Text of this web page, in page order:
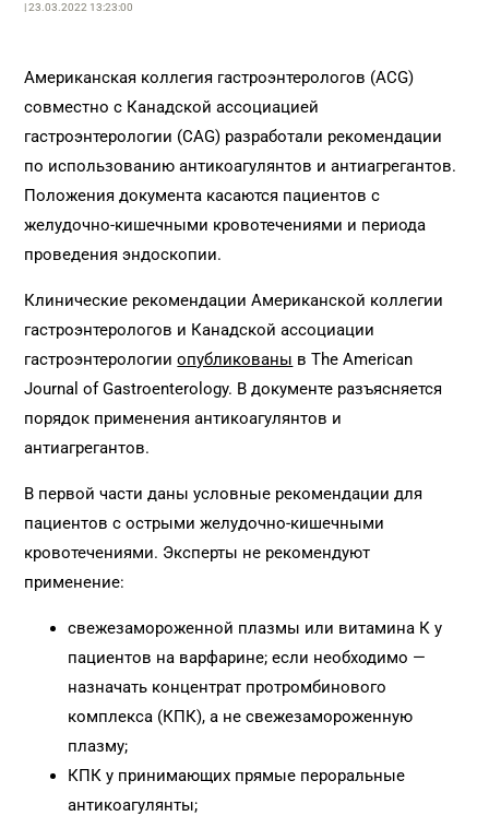
| 23.03.2022 13:23:00
Американская коллегия гастроэнтерологов (ACG)
совместно с Канадской ассоциацией
гастроэнтерологии (CAG) разработали рекомендации
по использованию антикоагулянтов и антиагрегантов.
Положения документа касаются пациентов с
желудочно-кишечными кровотечениями и периода
проведения эндоскопии.
Клинические рекомендации Американской коллегии
гастроэнтерологов и Канадской ассоциации
гастроэнтерологииопубликованы в The American
Journal of Gastroenterology. В документе разъясняется
порядок применения антикоагулянтов и
антиагрегантов.
В первой части даны условные рекомендации для
пациентов с острыми желудочно-кишечными
кровотечениями. Эксперты не рекомендуют
применение:
свежезамороженной плазмы или витамина К у
пациентов на варфарине; если необходимо —
назначать концентрат протромбинового
комплекса (КПК), а не свежезамороженную
плазму;
КПК у принимающих прямые пероральные
антикоагулянты;